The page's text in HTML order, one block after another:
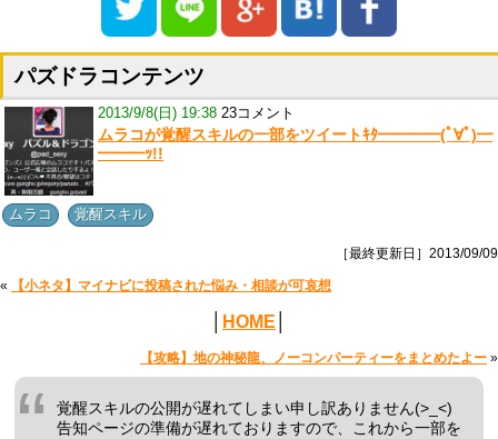
パズドラコンテンツ
2013/9/8(日) 19:38 23コメント
ムラコが覚醒スキルの一部をツイートｷﾀ━━━━(ﾟ∀ﾟ)━
━━━ｯ!!
ムラコ 覚醒スキル
［最終更新日］2013/09/09
« 【小ネタ】マイナビに投稿された悩み・相談が可哀想
HOME
【攻略】地の神秘龍、ノーコンパーティーをまとめたよー »
覚醒スキルの公開が遅れてしまい申し訳ありません(>_<)
告知ページの準備が遅れておりますので、これから一部を